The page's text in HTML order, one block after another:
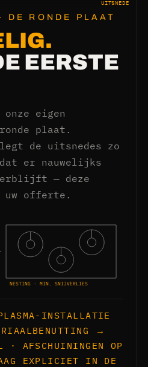
UITSNEDE
DE RONDE PLAAT
EERSTE
onze eigen
plaat.
de uitsnedes zo
er nauwelijks
— deze
offerte.
NESTING · MIN. SNIJVERLIES
INSTALLATIE
→
· AFSCHUININGEN OP
EXPLICIET IN DE